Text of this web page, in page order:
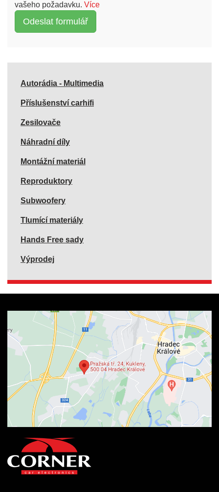
vašeho požadavku. Více
Autorádia - Multimedia
Příslušenství carhifi
Zesilovače
Náhradní díly
Montážní materiál
Reproduktory
Subwoofery
Tlumící materiály
Hands Free sady
Výprodej